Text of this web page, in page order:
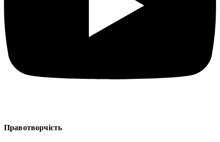
Правотворчість